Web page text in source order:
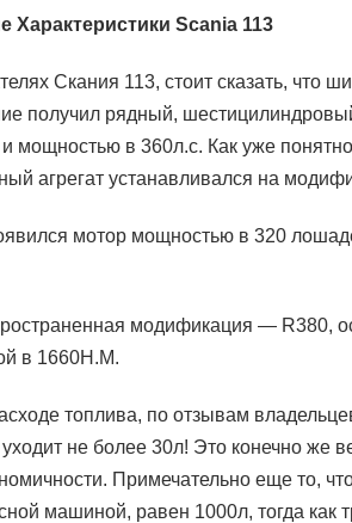
ХарактеристикиScania 113
Скания 113, стоит сказать, что
получил рядный,
мощностью в 360л.с. Как уже понятно
агрегат устанавливался на
мотор мощностью в 320
модификация — R380,
в 1660Н.М.
топлива, по отзывам
уходит не более 30л! Это конечно же
Примечательно еще то,
машиной, равен 1000л, тогда как